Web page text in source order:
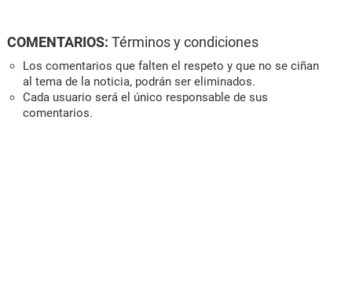
COMENTARIOS: Términos y condiciones
Los comentarios que falten el respeto y que no se ciñan
al tema de la noticia, podrán ser eliminados.
Cada usuario será el único responsable de sus
comentarios.